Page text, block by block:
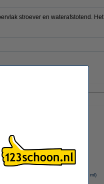
stroever en waterafstotend. Het
Sonax interieurreiniger (500 ml)